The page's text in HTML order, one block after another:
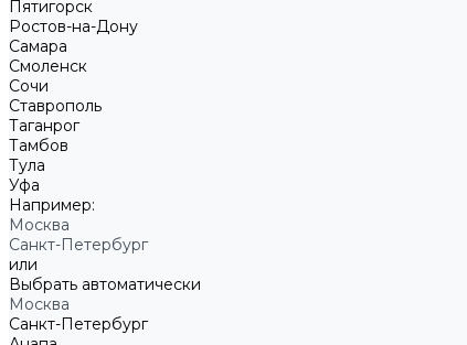
Пятигорск
Ростов-на-Дону
Самара
Смоленск
Сочи
Ставрополь
Таганрог
Тамбов
Тула
Уфа
Например:
Москва
Санкт-Петербург
или
Выбрать автоматически
Москва
Санкт-Петербург